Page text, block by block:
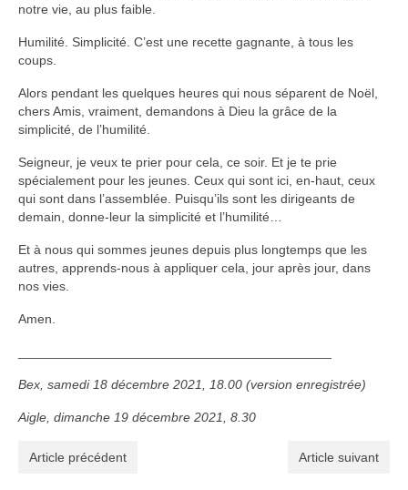
notre vie, au plus faible.
Humilité. Simplicité. C’est une recette gagnante, à tous les
coups.
Alors pendant les quelques heures qui nous séparent de Noël,
chers Amis, vraiment, demandons à Dieu la grâce de la
simplicité, de l’humilité.
Seigneur, je veux te prier pour cela, ce soir. Et je te prie
spécialement pour les jeunes. Ceux qui sont ici, en-haut, ceux
qui sont dans l’assemblée. Puisqu’ils sont les dirigeants de
demain, donne-leur la simplicité et l’humilité…
Et à nous qui sommes jeunes depuis plus longtemps que les
autres, apprends-nous à appliquer cela, jour après jour, dans
nos vies.
Amen.
Bex, samedi 18 décembre 2021, 18.00 (version enregistrée)
Aigle, dimanche 19 décembre 2021, 8.30
Article précédent Article suivant